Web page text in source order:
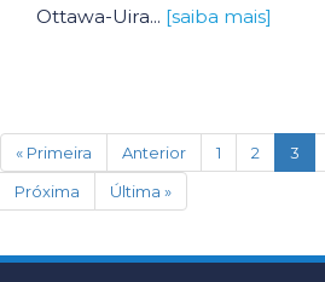
Ottawa-Uira... [saiba mais]
« Primeira Anterior 1 2 3
Próxima
Última »